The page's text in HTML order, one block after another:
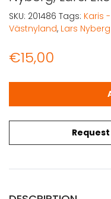
€15,00
Nyberg, Lars: Ekon
SKU: 201486 Tags: Karis
Västnyland, Lars Nyberg